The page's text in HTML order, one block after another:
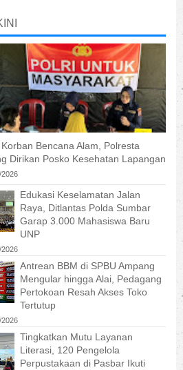
Bencana Alam, Polresta
Dirikan Posko Kesehatan Lapangan
Edukasi Keselamatan Jalan
Raya, Ditlantas Polda Sumbar
Garap 3.000 Mahasiswa Baru
UNP
Antrean BBM di SPBU Ampang
Mengular hingga Alai, Pedagang
Pertokoan Resah Akses Toko
Tertutup
Tingkatkan Mutu Layanan
Literasi, 120 Pengelola
Perpustakaan di Pasbar Ikuti